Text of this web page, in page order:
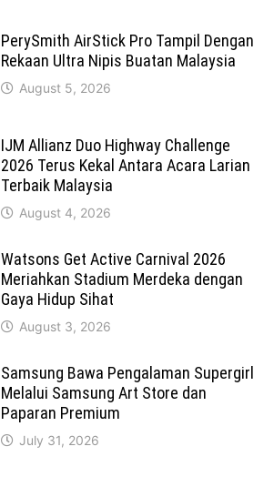
PerySmith AirStick Pro Tampil Dengan
Rekaan Ultra Nipis Buatan Malaysia
August 5, 2026
IJM Allianz Duo Highway Challenge
2026 Terus Kekal Antara Acara Larian
Terbaik Malaysia
August 4, 2026
Watsons Get Active Carnival 2026
Meriahkan Stadium Merdeka dengan
Gaya Hidup Sihat
August 3, 2026
Samsung Bawa Pengalaman Supergirl
Melalui Samsung Art Store dan
Paparan Premium
July 31, 2026